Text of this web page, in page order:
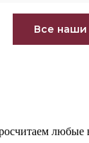
Все наши